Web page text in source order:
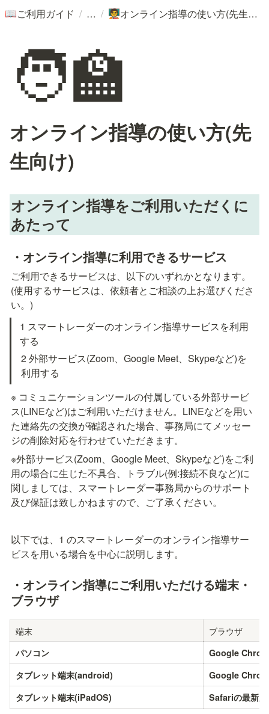
📖ご利用ガイド / / 🧑‍🏫 オンライン指導の使い方(先生向け)
🧑‍🏫
オンライン指導の使い方(先
生向け)
オンライン指導をご利用いただくに
あたって
・オンライン指導に利用できるサービス
ご利用できるサービスは、以下のいずれかとなります。
(使用するサービスは、依頼者とご相談の上お選びくださ
い。)
1 スマートレーダーのオンライン指導サービスを利用
する
2 外部サービス(Zoom、Google Meet、Skypeなど)を
利用する
※ コミュニケーションツールの付属している外部サービ
ス(LINEなど)はご利用いただけません。LINEなどを用い
た連絡先の交換が確認された場合、事務局にてメッセー
ジの削除対応を行わせていただきます。
※外部サービス(Zoom、Google Meet、Skypeなど)をご利
用の場合に生じた不具合、トラブル(例:接続不良など)に
関しましては、スマートレーダー事務局からのサポート
及び保証は致しかねますので、ご了承ください。
以下では、1 のスマートレーダーのオンライン指導サー
ビスを用いる場合を中心に説明します。
・オンライン指導にご利用いただける端末・
ブラウザ
端末 ブラウザ
パソコン
Google
タブレット端末(android)
Google
タブレット端末(iPadOS)
Safariの最新版